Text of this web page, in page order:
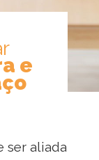
e
ser aliada